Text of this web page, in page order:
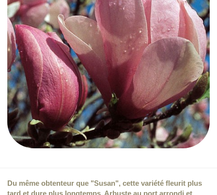
Du même obtenteur que "Susan", cette variété fleurit plus
tard et dure plus longtemps. Arbuste au port arrondi et